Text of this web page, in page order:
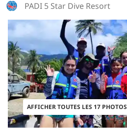
PADI 5 Star Dive Resort
AFFICHER TOUTES LES 17 PHOTOS